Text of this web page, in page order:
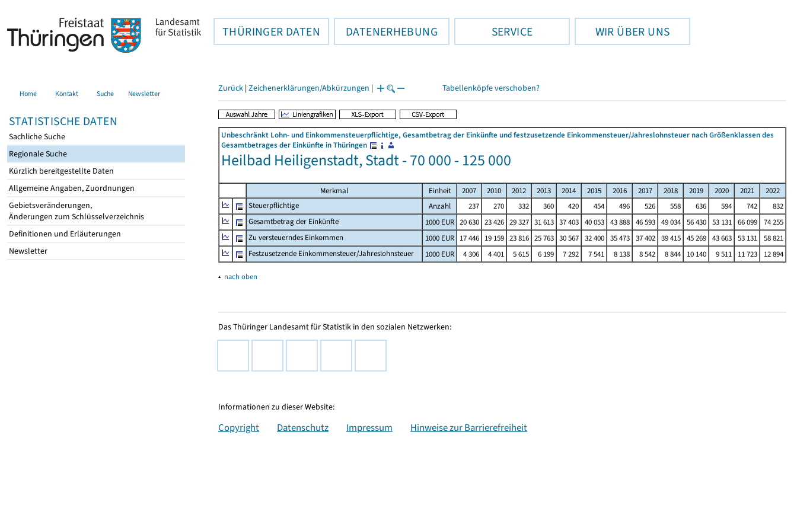
THÜRINGER DATEN DATENERHEBUNG SERVICE WIR ÜBER UNS
Home Kontakt Suche Newsletter
STATISTISCHE DATEN
Sachliche Suche
Regionale Suche
Kürzlich bereitgestellte Daten
Allgemeine Angaben, Zuordnungen
Gebietsveränderungen,
Änderungen zum Schlüsselverzeichnis
Definitionen und Erläuterungen
Newsletter
Zurück | Zeichenerklärungen/Abkürzungen | Tabellenköpfe verschoben?
Unbeschränkt Lohn- und Einkommensteuerpflichtige, Gesamtbetrag der Einkünfte und festzusetzende Einkommensteuer/Jahreslohnsteuer nach Größenklassen des
Gesamtbetrages der Einkünfte in Thüringen
Heilbad Heiligenstadt, Stadt - 70 000 - 125 000
Merkmal Einheit 2007 2010 2012 2013 2014 2015 2016 2017 2018 2019 2020 2021
2022
Steuerpflichtige
Anzahl 237 270 332 360 420 454 496 526 558 636 594 742
832
Gesamtbetrag der Einkünfte
1000 EUR 20 630 23 426 29 327 31 613 37 403 40 053 43 888 46 593 49 034 56 430 53 131 66 099
74 255
Zu versteuerndes Einkommen
1000 EUR 17 446 19 159 23 816 25 763 30 567 32 400 35 473 37 402 39 415 45 269 43 663 53 131
58 821
Festzusetzende Einkommensteuer/Jahreslohnsteuer
1000 EUR 4 306 4 401 5 615 6 199 7 292 7 541 8 138 8 542 8 844 10 140 9 511 11 723 12 894
▴ nach oben
Das Thüringer Landesamt für Statistik in den sozialen Netzwerken:
Informationen zu dieser Website:
Copyright Datenschutz Impressum Hinweise zur Barrierefreiheit